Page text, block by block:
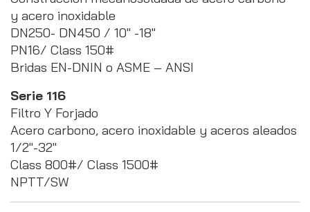
y acero inoxidable
DN250- DN450 / 10″ -18″
PN16/ Class 150#
Bridas EN-DNIN o ASME – ANSI
Serie 116
Filtro Y Forjado
Acero carbono, acero inoxidable y aceros aleados
1/2″-32″
Class 800#/ Class 1500#
NPTT/SW